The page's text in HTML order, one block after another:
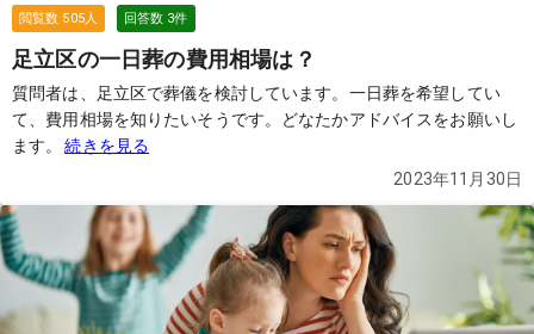
朝に亡くなった場合の具体的な流れと、葬儀社に相談する際のポイ
ントを教えてください。
閲覧数 505人 回答数 3件
足立区の一日葬の費用相場は？
質問者は、足立区で葬儀を検討しています。一日葬を希望してい
て、費用相場を知りたいそうです。どなたかアドバイスをお願いし
ます。
続きを見る
2023年11月30日